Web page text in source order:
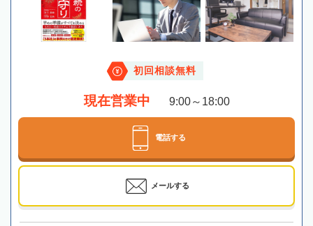
初回相談無料
現在営業中 9:00～18:00
電話する
メールする